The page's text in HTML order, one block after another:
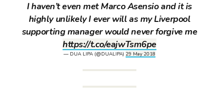
I haven’t even met Marco Asensio and it is
highly unlikely I ever will as my Liverpool
supporting manager would never forgive me
https://t.co/eajwTsm6pe
— DUA LIPA (@DUALIPA) 29 May 2018